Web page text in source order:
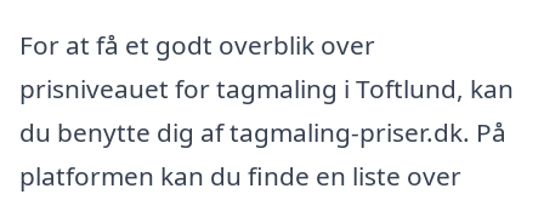
For at få et godt overblik over
prisniveauet for tagmaling i Toftlund, kan
du benytte dig af tagmaling-priser.dk. På
platformen kan du finde en liste over